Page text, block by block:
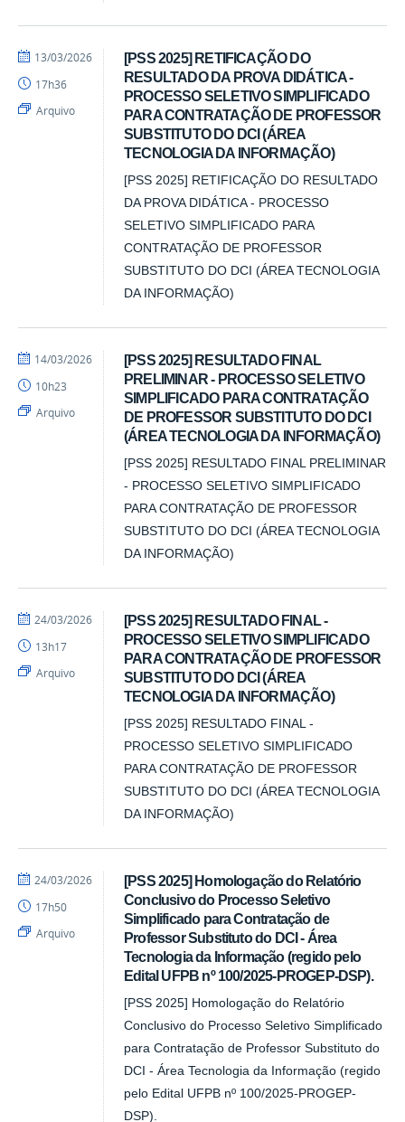
[PSS 2025] RETIFICAÇÃO DO
RESULTADO DA PROVA DIDÁTICA -
PROCESSO SELETIVO SIMPLIFICADO
PARA CONTRATAÇÃO DE PROFESSOR
SUBSTITUTO DO DCI (ÁREA
TECNOLOGIA DA INFORMAÇÃO)
[PSS 2025] RETIFICAÇÃO DO RESULTADO
DA PROVA DIDÁTICA - PROCESSO
SELETIVO SIMPLIFICADO PARA
CONTRATAÇÃO DE PROFESSOR
SUBSTITUTO DO DCI (ÁREA TECNOLOGIA
DA INFORMAÇÃO)
por
publicado
13/03/2026
17h36
Arquivo
[PSS 2025] RESULTADO FINAL
PRELIMINAR - PROCESSO SELETIVO
SIMPLIFICADO PARA CONTRATAÇÃO
DE PROFESSOR SUBSTITUTO DO DCI
(ÁREA TECNOLOGIA DA INFORMAÇÃO)
[PSS 2025] RESULTADO FINAL PRELIMINAR
- PROCESSO SELETIVO SIMPLIFICADO
PARA CONTRATAÇÃO DE PROFESSOR
SUBSTITUTO DO DCI (ÁREA TECNOLOGIA
DA INFORMAÇÃO)
por
publicado
14/03/2026
10h23
Arquivo
[PSS 2025] RESULTADO FINAL -
PROCESSO SELETIVO SIMPLIFICADO
PARA CONTRATAÇÃO DE PROFESSOR
SUBSTITUTO DO DCI (ÁREA
TECNOLOGIA DA INFORMAÇÃO)
[PSS 2025] RESULTADO FINAL -
PROCESSO SELETIVO SIMPLIFICADO
PARA CONTRATAÇÃO DE PROFESSOR
SUBSTITUTO DO DCI (ÁREA TECNOLOGIA
DA INFORMAÇÃO)
por
publicado
24/03/2026
13h17
Arquivo
[PSS 2025] Homologação do Relatório
Conclusivo do Processo Seletivo
Simplificado para Contratação de
Professor Substituto do DCI - Área
Tecnologia da Informação (regido pelo
Edital UFPB nº 100/2025-PROGEP-DSP).
[PSS 2025] Homologação do Relatório
Conclusivo do Processo Seletivo Simplificado
para Contratação de Professor Substituto do
DCI - Área Tecnologia da Informação (regido
pelo Edital UFPB nº 100/2025-PROGEP-
DSP).
por
publicado
24/03/2026
17h50
Arquivo